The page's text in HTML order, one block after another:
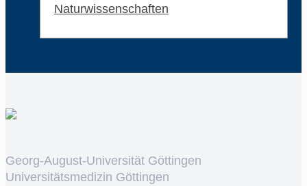
Naturwissenschaften
Georg-August-Universität Göttingen
Universitätsmedizin Göttingen